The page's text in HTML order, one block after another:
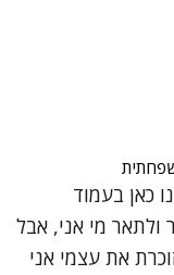
כאן בעמוד
ולתאר מי אני, אבל
את עצמי אני